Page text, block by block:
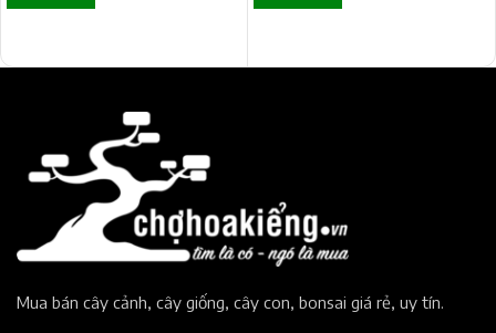
Mua bán cây cảnh, cây giống, cây con, bonsai giá rẻ, uy tín.​